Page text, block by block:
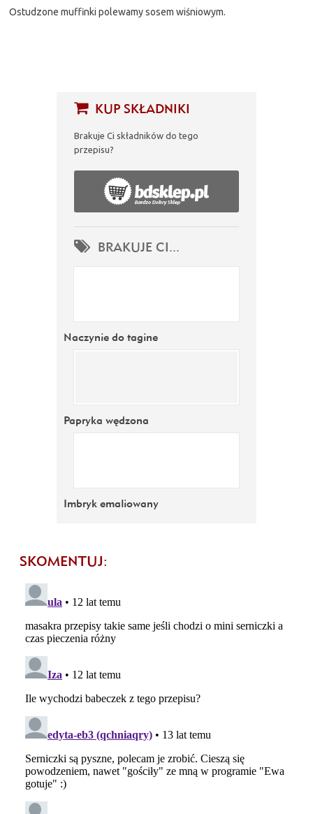
KUP SKŁADNIKI
Brakuje Ci składników do tego
przepisu?
BRAKUJE CI...
Naczynie do tagine
Papryka wędzona
Imbryk emaliowany
Ostudzone muffinki polewamy sosem wiśniowym.
SKOMENTUJ: